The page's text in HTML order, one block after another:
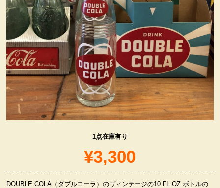
ファイヤーキング他
コカコーラ・グッズ
カンパニー・グッズ
キャラクター・グッズ
喫煙具
服飾小物雑貨
1点在庫有り
¥3,300
DOUBLE COLA（ダブルコーラ）のヴィンテージの10 FL.OZ.ボトルの